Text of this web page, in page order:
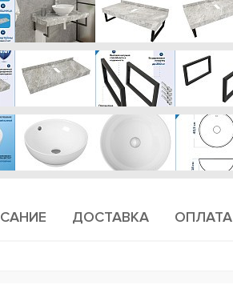
ДОСТАВКА ОПЛАТА